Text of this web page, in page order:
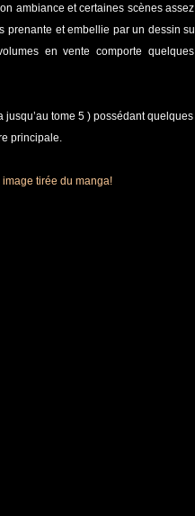
ambiance et certaines scènes
prenante et embellie par un dessin
en vente comporte
jusqu’au tome 5 ) possédant
principale.
tirée du manga!